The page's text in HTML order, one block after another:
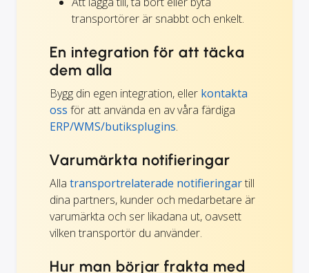
transportörer är snabbt och enkelt.
En integration för att täcka
dem alla
Bygg din egen integration, eller kontakta
oss för att använda en av våra färdiga
ERP/WMS/butiksplugins.
Varumärkta notifieringar
Alla transportrelaterade notifieringartill
dina partners, kunder och medarbetare är
varumärkta och ser likadana ut, oavsett
vilken transportör du använder.
Hur man börjar frakta med